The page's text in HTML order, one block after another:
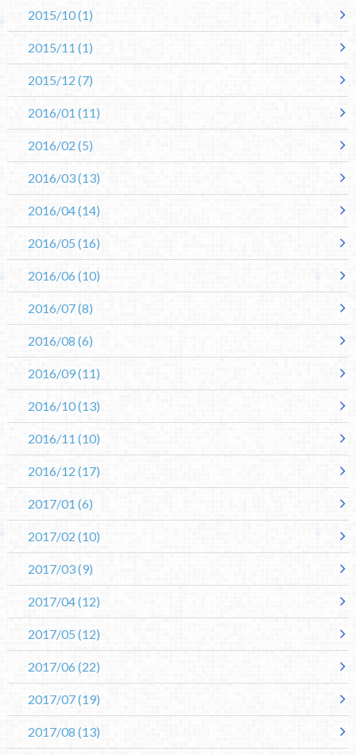
2015/10(1)
2015/11 (1)
2015/12 (7)
2016/01 (11)
2016/02 (5)
2016/03(13)
2016/04(14)
2016/05(16)
2016/06(10)
2016/07(8)
2016/08 (6)
2016/09(11)
2016/10(13)
2016/11 (10)
2016/12 (17)
2017/01 (6)
2017/02 (10)
2017/03(9)
2017/04(12)
2017/05 (12)
2017/06 (22)
2017/07(19)
2017/08 (13)